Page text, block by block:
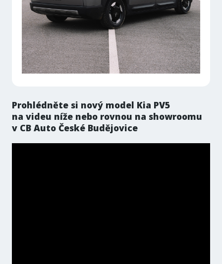
Prohlédněte si nový model Kia PV5
na videu níže nebo rovnou na showroomu
v CB Auto České Budějovice